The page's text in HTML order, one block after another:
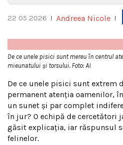
22 05 2026 Andreea Nicole
De ce unele pisici sunt mereu în centrul
mieunatului și torsului. Foto: AI
De ce unele pisici sunt extrem
permanent atenția oamenilor,
un sunet și par complet
în jur? O echipă de cercetători
găsit explicația, iar răspunsul
felinelor.